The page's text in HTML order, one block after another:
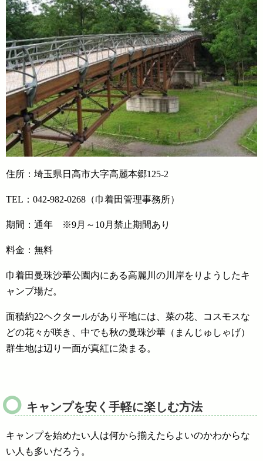
住所：埼玉県日高市大字高麗本郷125-2
TEL：042-982-0268（巾着田管理事務所）
期間：通年 ※9月～10月禁止期間あり
料金：無料
巾着田曼珠沙華公園内にある高麗川の川岸をりようしたキ
ャンプ場だ。
面積約22ヘクタールがあり 平地には、菜の花、コスモスな
どの花々が咲き、中でも秋の曼珠沙華（まんじゅしゃげ）
群生地は辺り一面が真紅に染まる。
キャンプを安く手軽に楽しむ方法
キャンプを始めたい人は何から揃えたらよいのかわからな
い人も多いだろう。